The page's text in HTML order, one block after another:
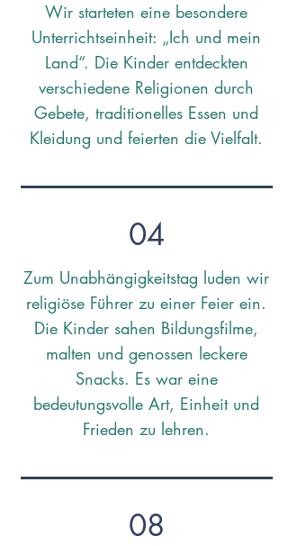
Wir starteten eine besondere
Unterrichtseinheit: „Ich und mein
Land“. Die Kinder entdeckten
verschiedene Religionen durch
Gebete, traditionelles Essen und
Kleidung und feierten die Vielfalt.
04
Zum Unabhängigkeitstag luden wir
religiöse Führer zu einer Feier ein.
Die Kinder sahen Bildungsfilme,
malten und genossen leckere
Snacks. Es war eine
bedeutungsvolle Art, Einheit und
Frieden zu lehren.
08